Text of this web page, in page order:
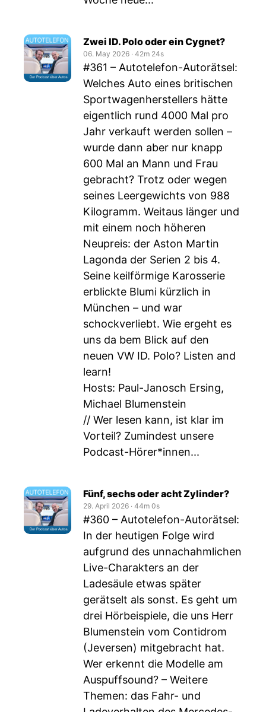
Zwei ID. Polo oder ein Cygnet?
06. May 2026 ‧ 42m 24s
#361 – Autotelefon-Autorätsel:
Welches Auto eines britischen
Sportwagenherstellers hätte
eigentlich rund 4000 Mal pro
Jahr verkauft werden sollen –
wurde dann aber nur knapp
600 Mal an Mann und Frau
gebracht? Trotz oder wegen
seines Leergewichts von 988
Kilogramm. Weitaus länger und
mit einem noch höheren
Neupreis: der Aston Martin
Lagonda der Serien 2 bis 4.
Seine keilförmige Karosserie
erblickte Blumi kürzlich in
München – und war
schockverliebt. Wie ergeht es
uns da bem Blick auf den
neuen VW ID. Polo? Listen and
learn!
Hosts: Paul-Janosch Ersing,
Michael Blumenstein
// Wer lesen kann, ist klar im
Vorteil? Zumindest unsere
Podcast-Hörer*innen...
Fünf, sechs oder acht Zylinder?
29. April 2026 ‧ 44m 0s
#360 – Autotelefon-Autorätsel:
In der heutigen Folge wird
aufgrund des unnachahmlichen
Live-Charakters an der
Ladesäule etwas später
gerätselt als sonst. Es geht um
drei Hörbeispiele, die uns Herr
Blumenstein vom Contidrom
(Jeversen) mitgebracht hat.
Wer erkennt die Modelle am
Auspuffsound? – Weitere
Themen: das Fahr- und